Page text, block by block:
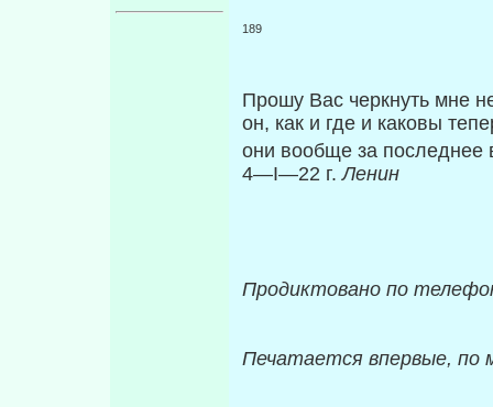
189
Прошу Вас черкнуть мне
он, как и где и каковы
они вообще за по­следнее
4—I—22 г.Ленин
Продиктовано по
Печатается впервые, по